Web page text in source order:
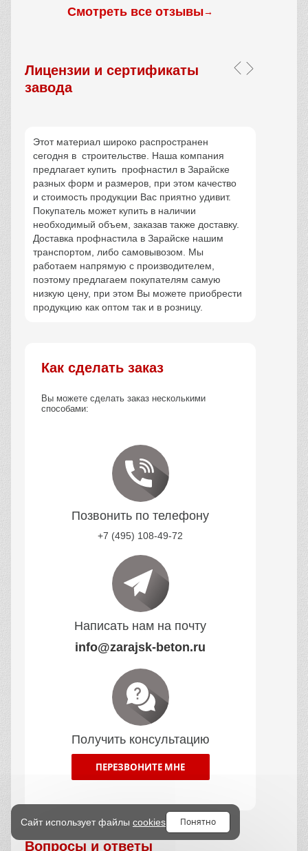
Смотреть все отзывы→
Лицензии и сертификаты
завода
Этот материал широко распространен
сегодня в строительстве. Наша компания
предлагает купить профнастил в Зарайске
разных форм и размеров, при этом качество
и стоимость продукции Вас приятно удивит.
Покупатель может купить в наличии
необходимый объем, заказав также доставку.
Доставка профнастила в Зарайске нашим
транспортом, либо самовывозом. Мы
работаем напрямую с производителем,
поэтому предлагаем покупателям самую
низкую цену, при этом Вы можете приобрести
продукцию как оптом так и в розницу.
Как сделать заказ
Вы можете сделать заказ несколькими
способами:
Позвонить по телефону
+7 (495) 108-49-72
Написать нам на почту
info@zarajsk-beton.ru
Получить консультацию
ПЕРЕЗВОНИТЕ МНЕ
Вопросы и ответы
Сайт использует файлы cookies Понятно